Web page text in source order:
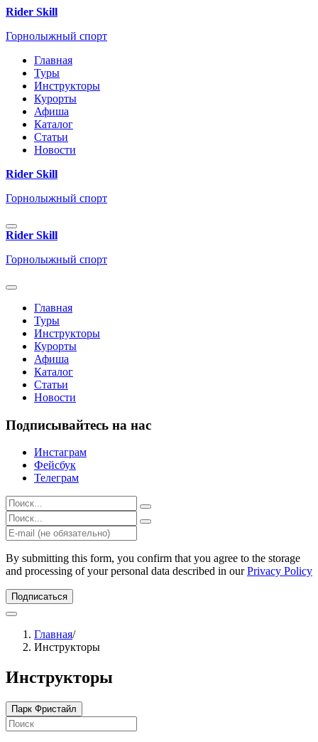
Rider Skill
Горнолыжный спорт
Главная
Туры
Инструкторы
Курорты
Афиша
Каталог
Статьи
Новости
Rider Skill
Горнолыжный спорт
Rider Skill
Горнолыжный спорт
Главная
Туры
Инструкторы
Курорты
Афиша
Каталог
Статьи
Новости
Подписывайтесь на нас
Инстаграм
Фейсбук
Телеграм
Результаты
поиска
для:
%s:
Результаты
поиска
для:
%s:
By submitting this form, you confirm that you agree to the storage
and processing of your personal data described in ourPrivacy Policy
Подписаться
Главная/
Инструкторы
Инструкторы
Парк Фристайл